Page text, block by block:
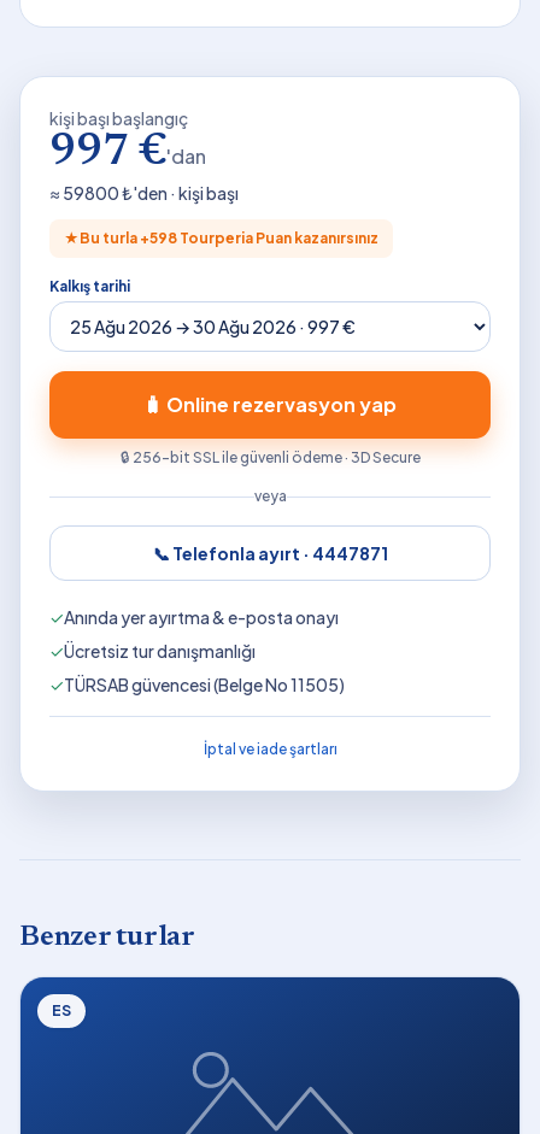
kişi başı başlangıç
997 €'dan
≈ 59800₺'den · kişi başı
★ Bu turla +598 Tourperia Puan kazanırsınız
Kalkış tarihi
🧳 Online rezervasyon yap
🔒 256-bit SSL ile güvenli ödeme · 3D Secure
veya
📞 Telefonla ayırt · 4447871
✓Anında yer ayırtma & e-posta onayı
✓Ücretsiz tur danışmanlığı
✓TÜRSAB güvencesi (Belge No 11505)
İptal ve iade şartları
Benzer turlar
ES